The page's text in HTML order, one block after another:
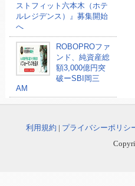
ストフィット六本木（ホテ
ルレジデンス）』募集開始
へ
ROBOPROファ
ンド、純資産総
額3,000億円突
破ーSBI岡三
AM
利用規約 | プライバシーポリシ